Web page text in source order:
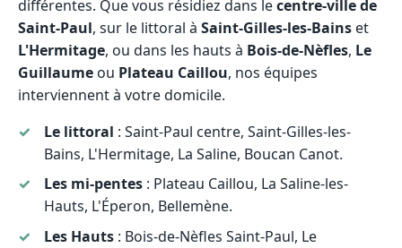
différentes. Que vous résidiez dans lecentre-ville de
Saint-Paul, sur le littoral à Saint-Gilles-les-Bains et
L'Hermitage, ou dans les hauts à Bois-de-Nèfles, Le
Guillaume ou Plateau Caillou, nos équipes
interviennent à votre domicile.
Le littoral : Saint-Paul centre, Saint-Gilles-les-
Bains, L'Hermitage, La Saline, Boucan Canot.
Les mi-pentes: Plateau Caillou, La Saline-les-
Hauts, L'Éperon, Bellemène.
Les Hauts: Bois-de-Nèfles Saint-Paul, Le